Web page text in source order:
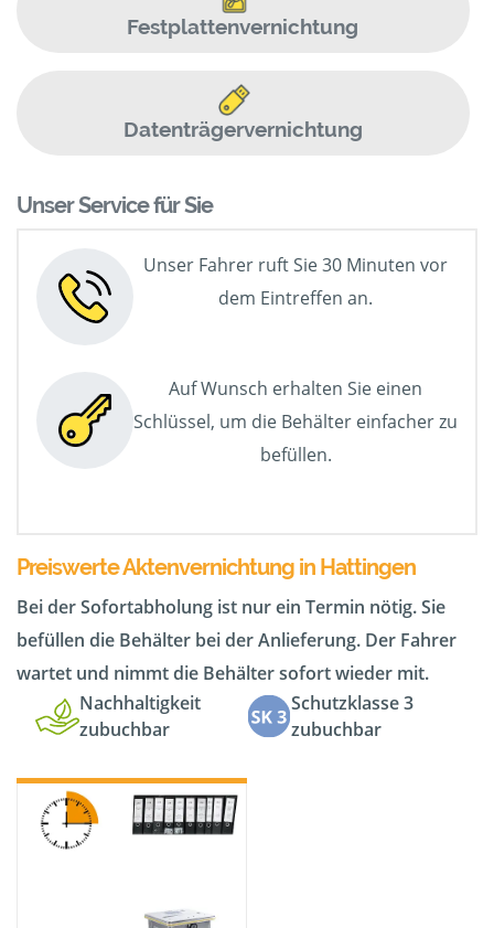
Festplattenvernichtung
Datenträgervernichtung
Unser Service für Sie
Unser Fahrer ruft Sie 30 Minuten vor
dem Eintreffen an.
Auf Wunsch erhalten Sie einen
Schlüssel, um die Behälter einfacher zu
befüllen.
Preiswerte Aktenvernichtung in Hattingen
Bei der Sofortabholung ist nur ein Termin nötig. Sie
befüllen die Behälter bei der Anlieferung. Der Fahrer
wartet und nimmt die Behälter sofort wieder mit.
Nachhaltigkeit
zubuchbar
Schutzklasse 3
zubuchbar